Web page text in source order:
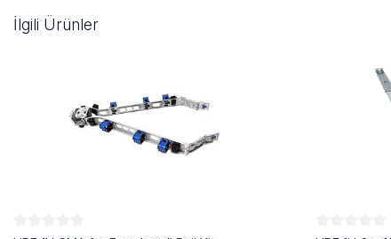
İlgili Ürünler